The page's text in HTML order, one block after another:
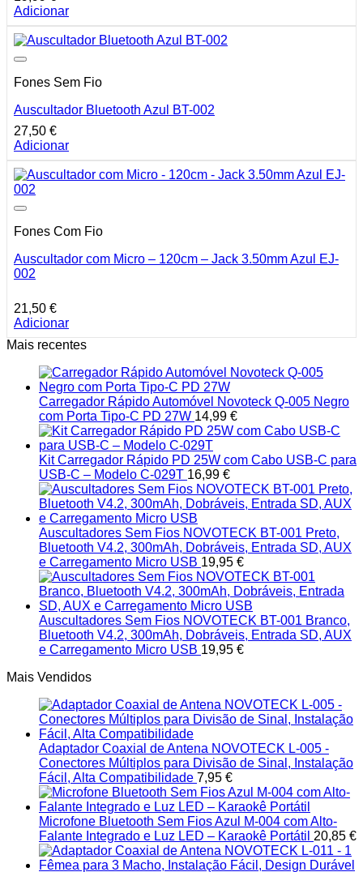
Adicionar
Fones Sem Fio
Auscultador Bluetooth Azul BT-002
27,50 €
Adicionar
Fones Com Fio
Auscultador com Micro – 120cm – Jack 3.50mm Azul EJ-
002
21,50 €
Adicionar
Mais recentes
Carregador Rápido Automóvel Novoteck Q-005 Negro
com Porta Tipo-C PD 27W 14,99 €
Kit Carregador Rápido PD 25W com Cabo USB-C para
USB-C – Modelo C-029T 16,99 €
Auscultadores Sem Fios NOVOTECK BT-001 Preto,
Bluetooth V4.2, 300mAh, Dobráveis, Entrada SD, AUX
e Carregamento Micro USB 19,95 €
Auscultadores Sem Fios NOVOTECK BT-001 Branco,
Bluetooth V4.2, 300mAh, Dobráveis, Entrada SD, AUX
e Carregamento Micro USB 19,95 €
Mais Vendidos
Adaptador Coaxial de Antena NOVOTECK L-005 -
Conectores Múltiplos para Divisão de Sinal, Instalação
Fácil, Alta Compatibilidade 7,95 €
Microfone Bluetooth Sem Fios Azul M-004 com Alto-
Falante Integrado e Luz LED – Karaokê Portátil 20,85 €